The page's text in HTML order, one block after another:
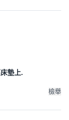
墊上.
檢舉